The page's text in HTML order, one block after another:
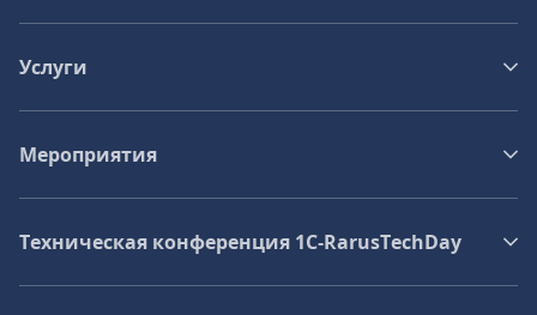
Услуги
Мероприятия
Техническая конференция 1C‑RarusTechDay